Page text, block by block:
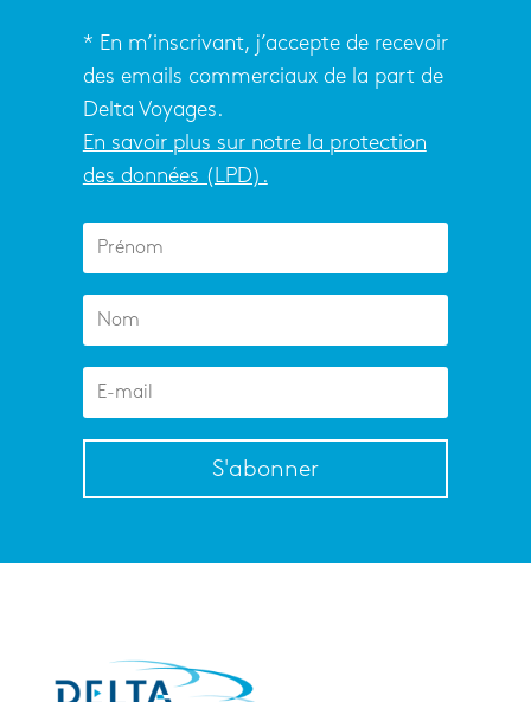
* En m’inscrivant, j’accepte de recevoir
des emails commerciaux de la part de
Delta Voyages.
En savoir plus sur notre la protection
des données (LPD).
S'abonner